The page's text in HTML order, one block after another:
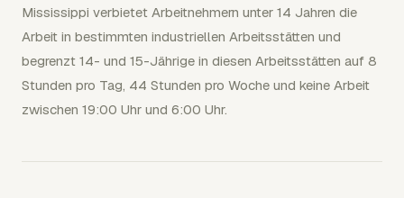
Mississippi verbietet Arbeitnehmern unter 14 Jahren die
Arbeit in bestimmten industriellen Arbeitsstätten und
begrenzt 14- und 15-Jährige in diesen Arbeitsstätten auf 8
Stunden pro Tag, 44 Stunden pro Woche und keine Arbeit
zwischen 19:00 Uhr und 6:00 Uhr.